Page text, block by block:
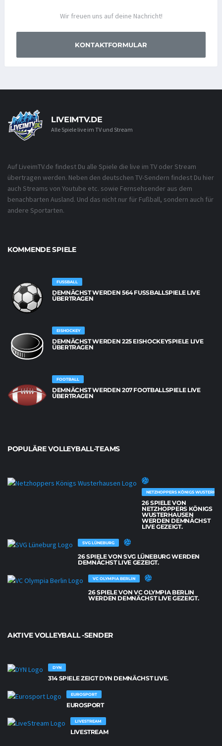
Wir freuen uns auf deine Nachricht!
KONTAKTFORMULAR
LIVEIMTV.DE
Alle Spiele live im TV und Stream
Auf LiveimTV.de findest Du alle Spiele die live im TV oder Stream
übertragen werden. Neben den deutschen TV-Sendern findest Du hier
auch Streams von Youtube etc. sowie Fernsehsender aus dem
benachbarten Ausland. Und das nicht nur für Fußball, sondern auch für
andere Sportarten.
KOMMENDE SPIELE
FUSSBALL
DEMNÄCHST WERDEN 564 FUSSBALLSPIELE LIVE Ü
BERTRAGEN
EISHOCKEY
DEMNÄCHST WERDEN 225 EISHOCKEYSPIELE LIVE
ÜBERTRAGEN
FOOTBALL
DEMNÄCHST WERDEN 207 FOOTBALLSPIELE LIVE
ÜBERTRAGEN
POPULÄRE VOLLEYBALL-TEAMS
NETZHOPPERS KÖNIGS
26 SPIELE VON
NETZHOPPERS KÖNIGS
WUSTERHAUSEN
WERDEN DEMNÄCHST
LIVE GEZEIGT.
SVG LÜNEBURG
26 SPIELE VON SVG LÜNEBURG WERDEN
DEMNÄCHST LIVE GEZEIGT.
VC OLYMPIA BERLIN
26 SPIELE VON VC OLYMPIA BERLIN
WERDEN DEMNÄCHST LIVE GEZEIGT.
AKTIVE VOLLEYBALL -SENDER
DYN
314 SPIELE ZEIGT DYN DEMNÄCHST LIVE.
EUROSPORT
EUROSPORT
LIVESTREAM
LIVESTREAM